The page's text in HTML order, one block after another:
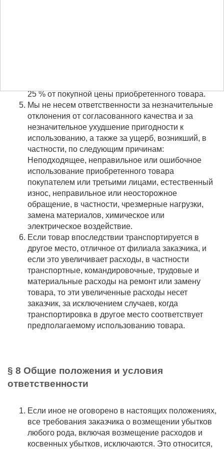
25 % от покупной цены приобретенного товара.
Мы не несем ответственности за незначительные
отклонения от согласованного качества и за
незначительное ухудшение пригодности к
использованию, а также за ущерб, возникший, в
частности, по следующим причинам:
Неподходящее, неправильное или ошибочное
использование приобретенного товара
покупателем или третьими лицами, естественный
износ, неправильное или неосторожное
обращение, в частности, чрезмерные нагрузки,
замена материалов, химическое или
электрическое воздействие.
Если товар впоследствии транспортируется в
другое место, отличное от филиала заказчика, и
если это увеличивает расходы, в частности
транспортные, командировочные, трудовые и
материальные расходы на ремонт или замену
товара, то эти увеличенные расходы несет
заказчик, за исключением случаев, когда
транспортировка в другое место соответствует
предполагаемому использованию товара.
§ 8 Общие положения и условия
ответственности
Если иное не оговорено в настоящих положениях,
все требования заказчика о возмещении убытков
любого рода, включая возмещение расходов и
косвенных убытков, исключаются. Это относится,